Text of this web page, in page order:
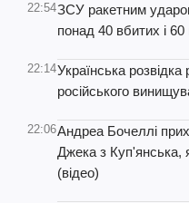
22:54ЗСУ ракетним
понад 40 вбитих і
22:14Українська розвідка
російського
22:06Андреа Бочеллі
Джека з Куп'янська,
(відео)